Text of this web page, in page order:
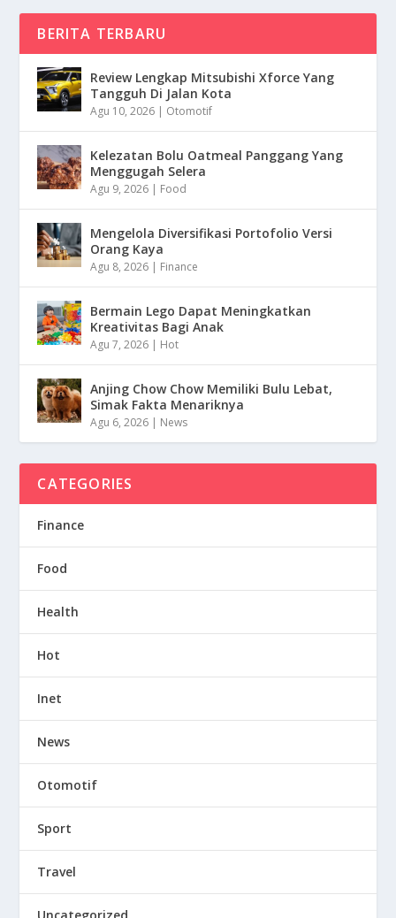
BERITA TERBARU
Review Lengkap Mitsubishi Xforce Yang
Tangguh Di Jalan Kota
Agu 10, 2026 | Otomotif
Kelezatan Bolu Oatmeal Panggang Yang
Menggugah Selera
Agu 9, 2026 | Food
Mengelola Diversifikasi Portofolio Versi
Orang Kaya
Agu 8, 2026 | Finance
Bermain Lego Dapat Meningkatkan
Kreativitas Bagi Anak
Agu 7, 2026 | Hot
Anjing Chow Chow Memiliki Bulu Lebat,
Simak Fakta Menariknya
Agu 6, 2026 | News
CATEGORIES
Finance
Food
Health
Hot
Inet
News
Otomotif
Sport
Travel